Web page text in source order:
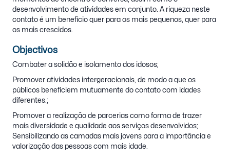
desenvolvimento de atividades em conjunto. A riqueza neste
contato é um benefício quer para os mais pequenos, quer para
os mais crescidos.
Objectivos
Combater a solidão e isolamento dos idosos;
Promover atividades intergeracionais, de modo a que os
públicos beneficiem mutuamente do contato com idades
diferentes.;
Promover a realização de parcerias como forma de trazer
mais diversidade e qualidade aos serviços desenvolvidos;
Sensibilizando as camadas mais jovens para a importância e
valorização das pessoas com mais idade.